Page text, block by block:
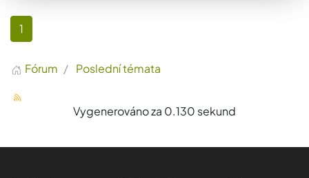
1
Fórum Poslední témata
Vygenerováno za 0.130 sekund